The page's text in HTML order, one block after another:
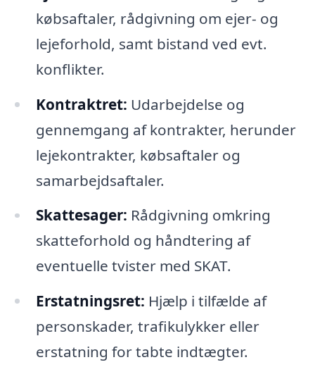
købsaftaler, rådgivning om ejer- og
lejeforhold, samt bistand ved evt.
konflikter.
Kontraktret: Udarbejdelse og
gennemgang af kontrakter, herunder
lejekontrakter, købsaftaler og
samarbejdsaftaler.
Skattesager: Rådgivning omkring
skatteforhold og håndtering af
eventuelle tvister med SKAT.
Erstatningsret: Hjælp i tilfælde af
personskader, trafikulykker eller
erstatning for tabte indtægter.